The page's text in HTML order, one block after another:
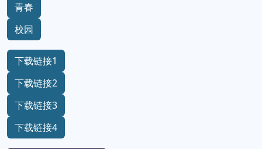
青春
校园
下载链接1
下载链接2
下载链接3
下载链接4